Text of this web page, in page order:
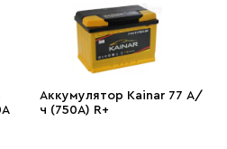
Аккумулятор Kainar 77 А/
ч (750A) R+